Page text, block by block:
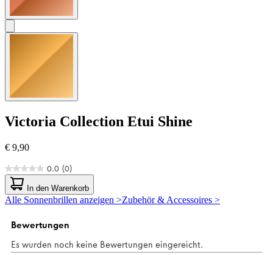
Victoria Collection Etui Shine
€ 9,90
0.0 (0)
0.0
von
5
Sternen.
In den Warenkorb
Alle Sonnenbrillen anzeigen >Zubehör & Accessoires >